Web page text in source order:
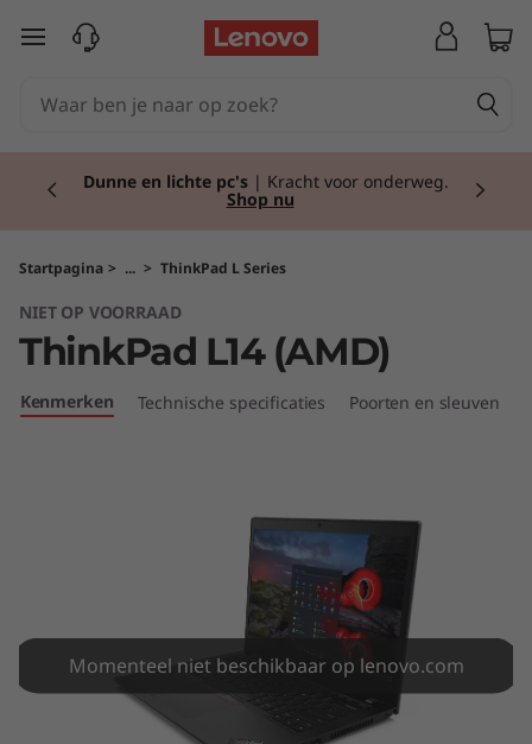
T
P
a
d
L
A
M
Ga naar de hoofdinhoud
Dunne en lichte pc's | Kracht voor onderweg.
Shop nu
Startpagina > ... > ThinkPad L Series
NIET OP VOORRAAD
ThinkPad L14 (AMD)
Kenmerken Technische specificaties Poorten en sleuven
Momenteel niet beschikbaar op lenovo.com